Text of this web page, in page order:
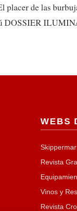
de las
DOSSIER
WEBS
Skippermar
Revista
Vinos y
Revista